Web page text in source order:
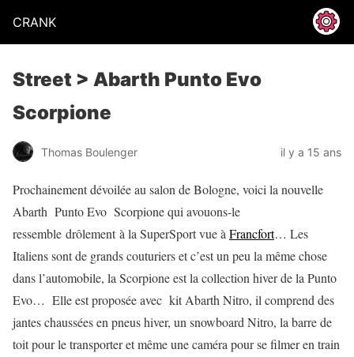
CRANK
Street > Abarth Punto Evo
Scorpione
Thomas Boulenger il y a 15 ans
Prochainement dévoilée au salon de Bologne, voici la nouvelle
Abarth Punto Evo Scorpione qui avouons-le
ressemble drôlement à la SuperSport vue à Francfort… Les
Italiens sont de grands couturiers et c’est un peu la même chose
dans l’automobile, la Scorpione est la collection hiver de la Punto
Evo… Elle est proposée avec kit Abarth Nitro, il comprend des
jantes chaussées en pneus hiver, un snowboard Nitro, la barre de
toit pour le transporter et même une caméra pour se filmer en train